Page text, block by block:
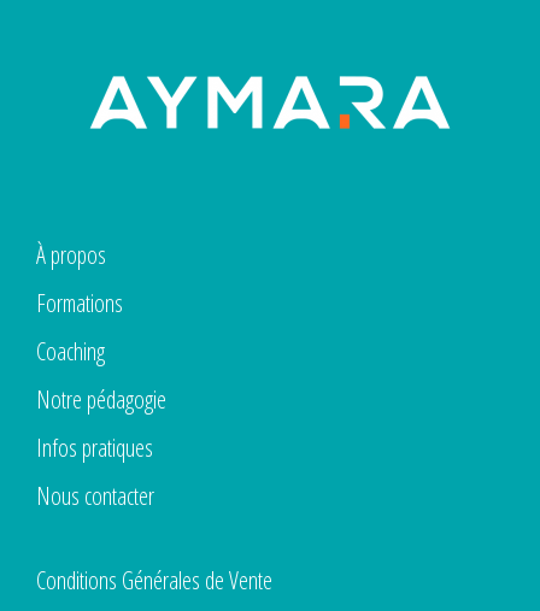
À propos
Formations
Coaching
Notre pédagogie
Infos pratiques
Nous contacter
Conditions Générales de Vente